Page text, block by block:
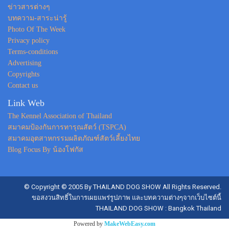
ข่าวสารต่างๆ
บทความ-สาระน่ารู้
Photo Of The Week
Privacy policy
Terms-conditions
Advertising
Copyrights
Contact us
Link Web
The Kennel Association of Thailand
สมาคมป้องกันการทารุณสัตว์ (TSPCA)
สมาคมอุตสาหกรรมผลิตภัณฑ์สัตว์เลี้ยงไทย
Blog Focus By น้องโฟกัส
© Copyright © 2005 By THAILAND DOG SHOW All Rights Reserved.
ขอสงวนสิทธิ์ในการเผยแพร่รูปภาพ และบทความต่างๆจากเว็บไซต์นี้
THAILAND DOG SHOW : Bangkok Thailand
Powered by MakeWebEasy.com